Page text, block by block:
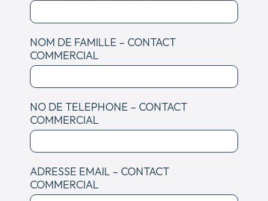
NOM DE FAMILLE – CONTACT
COMMERCIAL
NO DE TELEPHONE – CONTACT
COMMERCIAL
ADRESSE EMAIL – CONTACT
COMMERCIAL